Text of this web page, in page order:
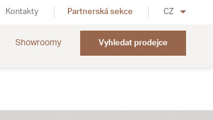
Showroomy Vyhledat prodejce
Kontakty Partnerská sekce CZ